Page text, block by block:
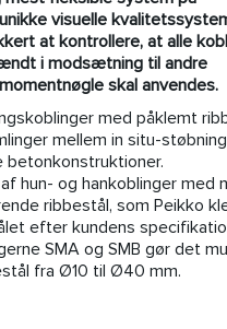
visuelle
at kontrollere, at alle
i modsætning til andre
skal anvendes.
med påklemt
mellem in situ-
hun- og hankoblinger med
ribbestål, som Peikko
efter kundens
SMA og SMB gør det
fra Ø10 til Ø40 mm.